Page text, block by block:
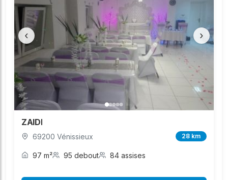
‹ ›
ZAIDI
69200 Vénissieux 28 km
97 m² 95 debout 84 assises